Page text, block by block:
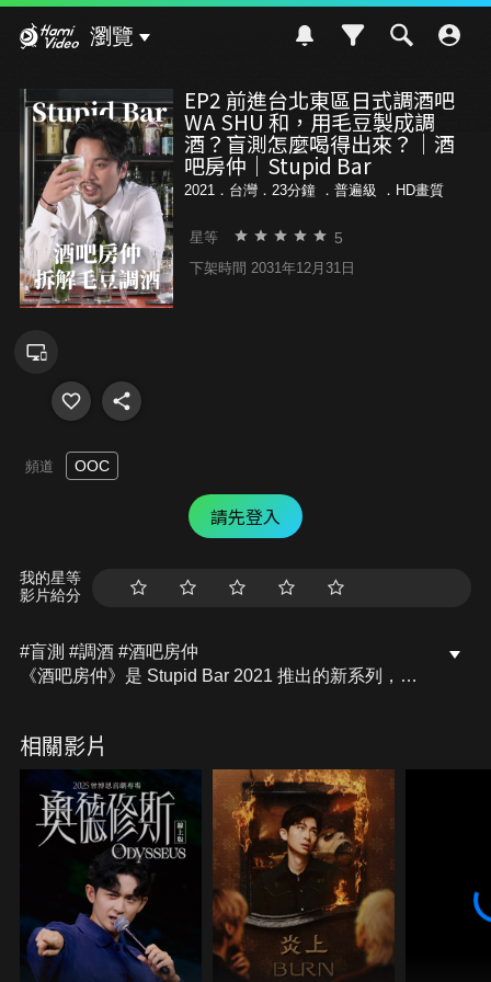
瀏覽
EP2 前進台北東區日式調酒吧
WA SHU 和，用毛豆製成調
酒？盲測怎麼喝得出來？｜酒
吧房仲｜Stupid Bar
2021．台灣．23分鐘 ． 普遍級 ．HD畫質
星等 5
下架時間 2031年12月31日
頻道 OOC
請先登入
我的星等
影片給分
#盲測 #調酒 #酒吧房仲
《酒吧房仲》是 Stupid Bar 2021 推出的新系列，老
第二集我們來到位於東區的 Washu 挑戰由日本職人
Tomo 桑所設計的「毛豆」調酒！看著店裡玲琅滿目
的材料，Brandon 真是一個頭兩個大...
究竟自帶尷尬的 Brandon 有能力應對挑戰還是落
賽？Tomo 桑最終又給 Brandon 的作品打幾分呢？
相關影片